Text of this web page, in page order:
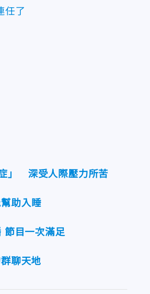
任了
」 深受人際壓力所苦
助入睡
節目一次滿足
聊天地